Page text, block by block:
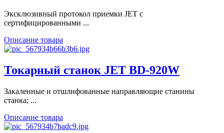
Эксклюзивный протокол приемки JET с
сертифицированными ...
Описание товара
Токарный станок JET BD-920W
Закаленные и отшлифованные направляющие станины
станка; ...
Описание товара